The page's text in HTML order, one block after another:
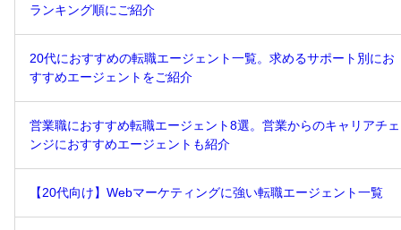
ランキング順にご紹介
20代におすすめの転職エージェント一覧。求めるサポート別にお
すすめエージェントをご紹介
営業職におすすめ転職エージェント8選。営業からのキャリアチェ
ンジにおすすめエージェントも紹介
【20代向け】Webマーケティングに強い転職エージェント一覧